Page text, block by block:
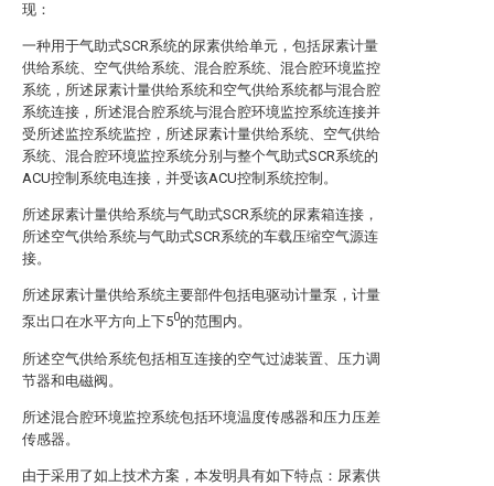
现：
一种用于气助式SCR系统的尿素供给单元，包括尿素计量
供给系统、空气供给系统、混合腔系统、混合腔环境监控
系统，所述尿素计量供给系统和空气供给系统都与混合腔
系统连接，所述混合腔系统与混合腔环境监控系统连接并
受所述监控系统监控，所述尿素计量供给系统、空气供给
系统、混合腔环境监控系统分别与整个气助式SCR系统的
ACU控制系统电连接，并受该ACU控制系统控制。
所述尿素计量供给系统与气助式SCR系统的尿素箱连接，
所述空气供给系统与气助式SCR系统的车载压缩空气源连
接。
所述尿素计量供给系统主要部件包括电驱动计量泵，计量
泵出口在水平方向上下50的范围内。
所述空气供给系统包括相互连接的空气过滤装置、压力调
节器和电磁阀。
所述混合腔环境监控系统包括环境温度传感器和压力压差
传感器。
由于采用了如上技术方案，本发明具有如下特点：尿素供